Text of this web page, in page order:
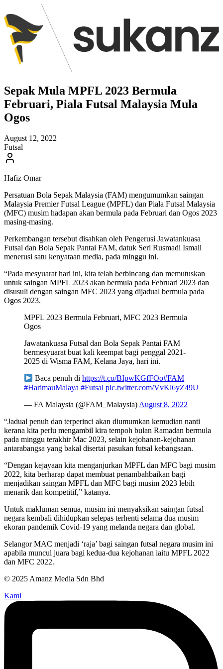
Sepak Mula MPFL 2023 Bermula
Februari, Piala Futsal Malaysia Mula
Ogos
August 12, 2022
Futsal
Hafiz Omar
Persatuan Bola Sepak Malaysia (FAM) mengumumkan saingan
Malaysia Premier Futsal League (MPFL) dan Piala Futsal Malaysia
(MFC) musim hadapan akan bermula pada Februari dan Ogos 2023
masing-masing.
Perkembangan tersebut disahkan oleh Pengerusi Jawatankuasa
Futsal dan Bola Sepak Pantai FAM, datuk Seri Rusmadi Ismail
menerusi satu kenyataan media, pada minggu ini.
“Pada mesyuarat hari ini, kita telah berbincang dan memutuskan
untuk saingan MPFL 2023 akan bermula pada Februari 2023 dan
disusuli dengan saingan MFC 2023 yang dijadual bermula pada
Ogos 2023.
MPFL 2023 Bermula Februari, MFC 2023 Bermula
Ogos
Jawatankuasa Futsal dan Bola Sepak Pantai FAM
bermesyuarat buat kali keempat bagi penggal 2021-
2025 di Wisma FAM, Kelana Jaya, hari ini.
Baca penuh dihttps://t.co/BIpwKGfFOo#FAM
#HarimauMalaya #Futsal pic.twitter.com/VvKl6yZ49U
— FA Malaysia (@FAM_Malaysia) August 8, 2022
“Jadual penuh dan terperinci akan diumumkan kemudian nanti
kerana kita perlu mengambil kira tempoh bulan Ramadan bermula
pada minggu terakhir Mac 2023, selain kejohanan-kejohanan
antarabangsa yang bakal disertai pasukan futsal kebangsaan.
“Dengan kejayaan kita menganjurkan MPFL dan MFC bagi musim
2022, kita berharap dapat membuat penambahbaikan bagi
menjadikan saingan MPFL dan MFC bagi musim 2023 lebih
menarik dan kompetitif,” katanya.
Untuk makluman semua, musim ini menyaksikan saingan futsal
negara kembali dihidupkan selepas terhenti selama dua musim
ekoran pandemik Covid-19 yang melanda negara dan global.
Selangor MAC menjadi ‘raja’ bagi saingan futsal negara musim ini
apabila muncul juara bagi kedua-dua kejohanan iaitu MPFL 2022
dan MFC 2022.
© 2025 Amanz Media Sdn Bhd
Kami